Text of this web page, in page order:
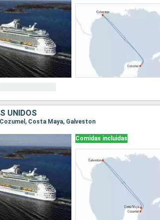
UNIDOS
Costa Maya, Galveston
Comidas incluidas